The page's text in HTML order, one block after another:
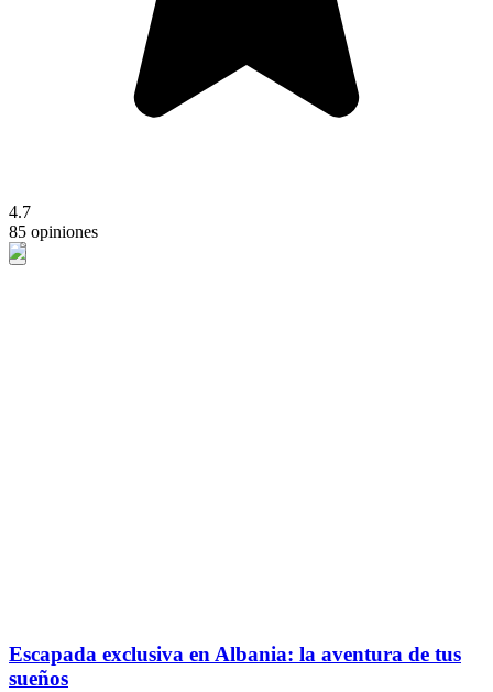
4.7
85 opiniones
Escapada exclusiva en Albania: la aventura de tus
sueños